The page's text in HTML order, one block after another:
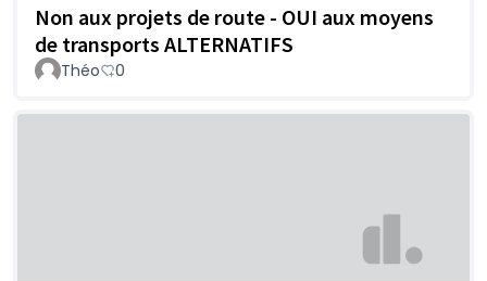
Non aux projets de route - OUI aux moyens
de transports ALTERNATIFS
Théo 0